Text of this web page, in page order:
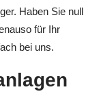
Haben Sie null
für Ihr
bei uns.